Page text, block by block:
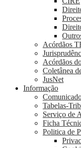
Acórdãos
Acórdãos
Coletânea
JusNet
Informação
Tabelas-
Serviço de
Ficha
Politica de